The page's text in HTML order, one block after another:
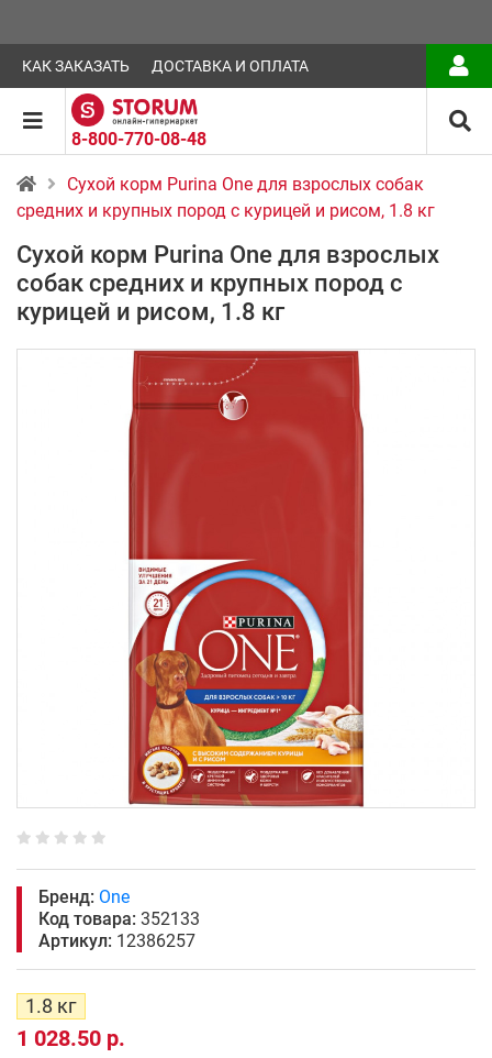
КАК ЗАКАЗАТЬ ДОСТАВКА И ОПЛАТА
8-800-770-08-48
Сухой корм Purina One для взрослых собак
средних и крупных пород с курицей и рисом, 1.8 кг
Сухой корм Purina One для взрослых
собак средних и крупных пород с
курицей и рисом, 1.8 кг
Бренд: One
Код товара: 352133
Артикул: 12386257
1.8 кг
1 028.50 р.